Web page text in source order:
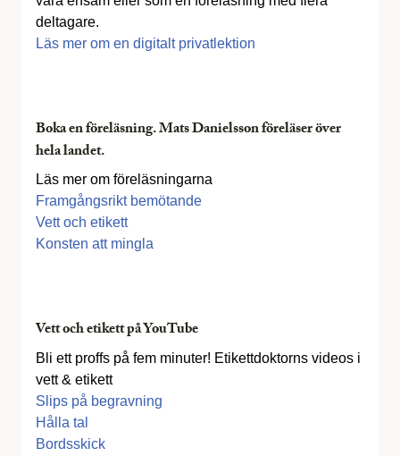
deltagare.
Läs mer om en digitalt privatlektion
Boka en föreläsning. Mats Danielsson föreläser över
hela landet.
Läs mer om föreläsningarna
Framgångsrikt bemötande
Vett och etikett
Konsten att mingla
Vett och etikett på YouTube
Bli ett proffs på fem minuter! Etikettdoktorns videos i
vett & etikett
Slips på begravning
Hålla tal
Bordsskick